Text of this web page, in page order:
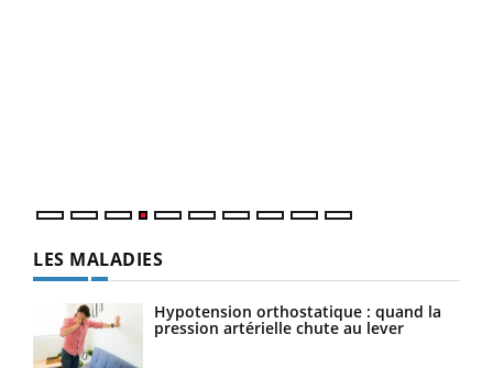
LES MALADIES
Hypotension orthostatique : quand la
pression artérielle chute au lever